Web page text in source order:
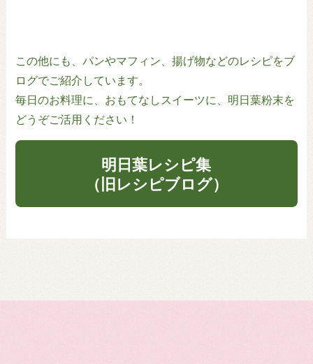
この他にも、パンやマフィン、揚げ物などのレシピをブ
ログでご紹介しています。
毎日のお料理に、おもてなしスイーツに、明日葉粉末を
どうぞご活用ください！
明日葉レシピ集
（旧レシピブログ）